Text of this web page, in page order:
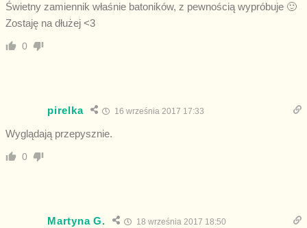
Świetny zamiennik właśnie batoników, z pewnością wypróbuje 🙂
Zostaję na dłużej <3
0
pirelka 16 września 2017 17:33
Wyglądają przepysznie.
0
Martyna G. 18 września 2017 18:50